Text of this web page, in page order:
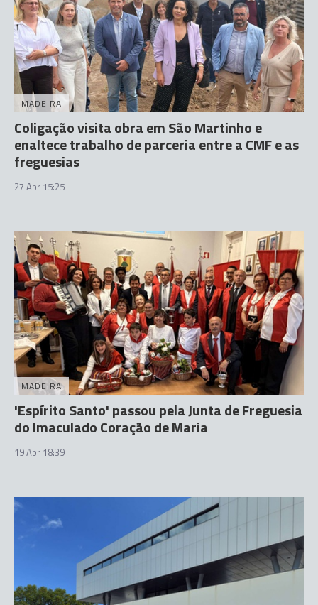
MADEIRA
Coligação visita obra em São Martinho e
enaltece trabalho de parceria entre a CMF e as
freguesias
27 Abr 15:25
MADEIRA
'Espírito Santo' passou pela Junta de Freguesia
do Imaculado Coração de Maria
19 Abr 18:39